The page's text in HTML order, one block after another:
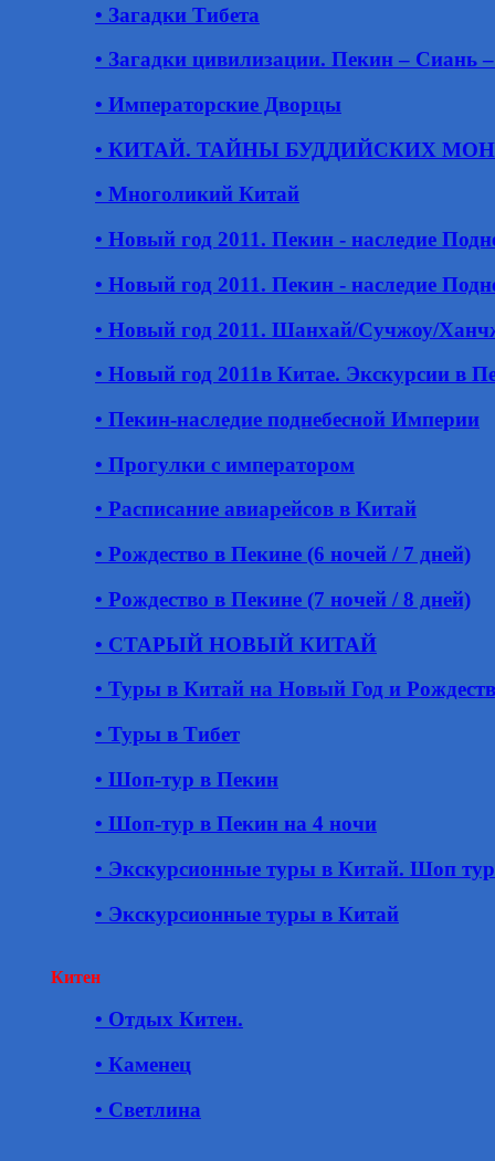
• Загадки Тибета
• Загадки цивилизации. Пекин –
• Императорские Дворцы
• КИТАЙ. ТАЙНЫ БУДДИЙСКИХ
• Многоликий Китай
• Новый год 2011. Пекин - наследие
• Новый год 2011. Пекин - наследие
• Новый год 2011. Шанхай/Сучжоу/
• Новый год 2011в Китае. Экскурсии в
• Пекин-наследие поднебесной Империи
• Прогулки с императором
• Расписание авиарейсов в Китай
• Рождество в Пекине (6 ночей / 7 дней)
• Рождество в Пекине (7 ночей / 8 дней)
• СТАРЫЙ НОВЫЙ КИТАЙ
• Туры в Китай на Новый Год и
• Туры в Тибет
• Шоп-тур в Пекин
• Шоп-тур в Пекин на 4 ночи
• Экскурсионные туры в Китай. Шоп
• Экскурсионные туры в Китай
Китен
• Отдых Китен.
• Каменец
• Светлина